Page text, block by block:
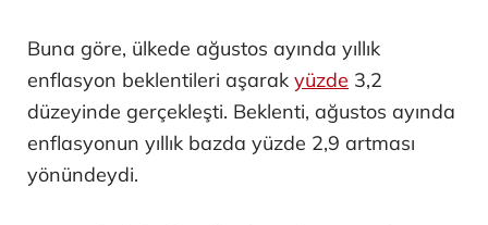
Buna göre, ülkede ağustos ayında yıllık
enflasyon beklentileri aşarak yüzde 3,2
düzeyinde gerçekleşti. Beklenti, ağustos ayında
enflasyonun yıllık bazda yüzde 2,9 artması
yönündeydi.